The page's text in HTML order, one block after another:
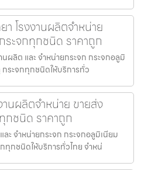
า โรงงานผลิตจำหน่าย
ระจกทุกชนิด ราคาถูก
นผลิต และ จำหน่ายกระจก กระจกอลูมิ
กระจกทุกชนิดให้บริการทั่ว
านผลิตจำหน่าย ขายส่ง
กชนิด ราคาถูก
ะ จำหน่ายกระจก กระจกอลูมิเนียม
ทุกชนิดให้บริการทั่วไทย จำหน่